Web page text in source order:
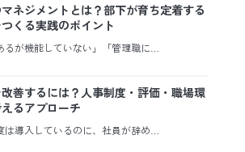
ネジメントとは？部下が育ち定着する
くる実践のポイント
るが機能していない」「管理職に…
善するには？人事制度・評価・職場環
るアプローチ
は導入しているのに、社員が辞め…